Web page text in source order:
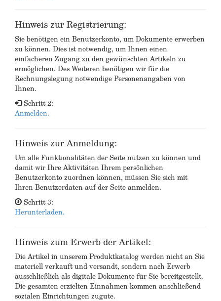
Hinweis zur Registrierung:
Sie benötigen ein Benutzerkonto, um Dokumente erwerben
zu können. Dies ist notwendig, um Ihnen einen
einfacheren Zugang zu den gewünschten Artikeln zu
ermöglichen. Des Weiteren benötigen wir für die
Rechnungslegung notwendige Personenangaben von
Ihnen.
Schritt 2:
Anmelden.
Hinweis zur Anmeldung:
Um alle Funktionalitäten der Seite nutzen zu können und
damit wir Ihre Aktivitäten Ihrem persönlichen
Benutzerkonto zuordnen können, müssen Sie sich mit
Ihren Benutzerdaten auf der Seite anmelden.
Schritt 3:
Herunterladen.
Hinweis zum Erwerb der Artikel:
Die Artikel in unserem Produktkatalog werden nicht an Sie
materiell verkauft und versandt, sondern nach Erwerb
ausschließlich als digitale Dokumente für Sie bereitgestellt.
Die gesamten erzielten Einnahmen kommen anschließend
sozialen Einrichtungen zugute.